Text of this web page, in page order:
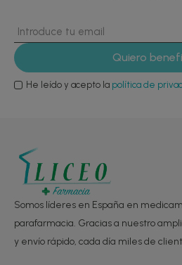
He leído y acepto la política de
Somos líderes en España en
parafarmacia. Gracias a nuestro
y envío rápido, cada día miles de